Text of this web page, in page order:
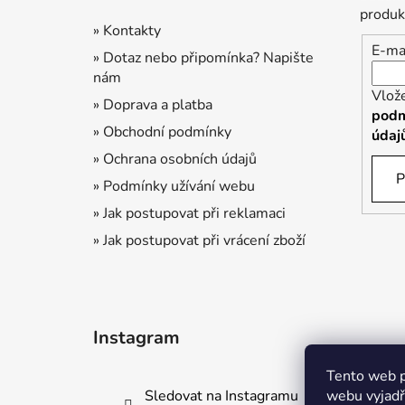
Tento web
webu
» Kontakty
» Dotaz nebo připomínka? Napište
nám
» Doprava a platba
» Obchodní podmínky
» Ochrana osobních údajů
» Podmínky užívání webu
» Jak postupovat při reklamaci
» Jak postupovat při vrácení zboží
E-
Instagram
Sledovat na Instagramu